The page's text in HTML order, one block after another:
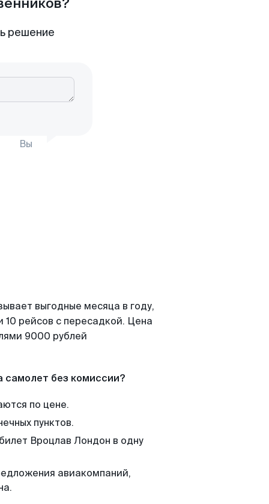
решение
Вы
выгодные месяца в году,
рейсов с пересадкой. Цена
9000 рублей
самолет без комиссии?
по цене.
пунктов.
Вроцлав Лондон в одну
авиакомпаний,